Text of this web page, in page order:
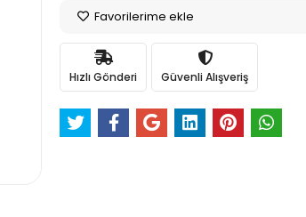
Favorilerime ekle
Hızlı Gönderi Güvenli Alışveriş